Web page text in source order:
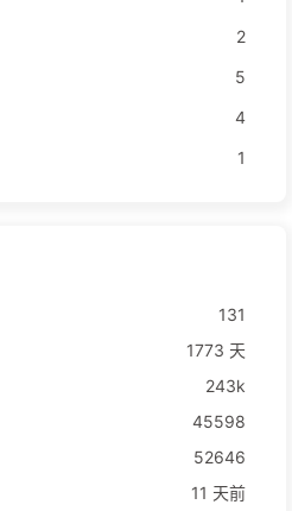
2
5
4
1
131
1773 天
243k
45598
52646
11 天前